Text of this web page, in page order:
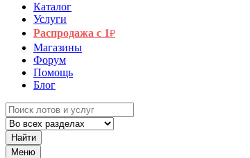
Каталог
Услуги
Распродажа с 1₽
Магазины
Форум
Помощь
Блог
Найти
Меню